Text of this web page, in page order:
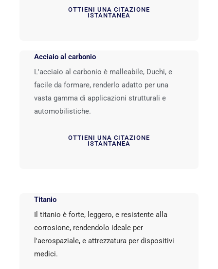
OTTIENI UNA CITAZIONE
ISTANTANEA
Acciaio al carbonio
L'acciaio al carbonio è malleabile, Duchi, e
facile da formare, renderlo adatto per una
vasta gamma di applicazioni strutturali e
automobilistiche.
OTTIENI UNA CITAZIONE
ISTANTANEA
Titanio
Il titanio è forte, leggero, e resistente alla
corrosione, rendendolo ideale per
l'aerospaziale, e attrezzatura per dispositivi
medici.